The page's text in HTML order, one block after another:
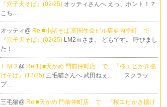
『穴子天そば』(02/25) オッティさんへ えっ、ホント！？
こち…
オッティ@ Re:■小諸そば 富国生命ビル店＠内幸町 で
『穴子天そば』(02/25) LM2ｍさま。 どもです。 呼びまし
た！
ＬＭ２ @ Re[1]:■天かめ 門前仲町店 で 『桜エビかき揚
げそば』(12/25) 三毛猫さんへ 武田ねぇ... スクラッ
プ…
三毛猫@ Re:■天かめ 門前仲町店 で 『桜エビかき揚げ